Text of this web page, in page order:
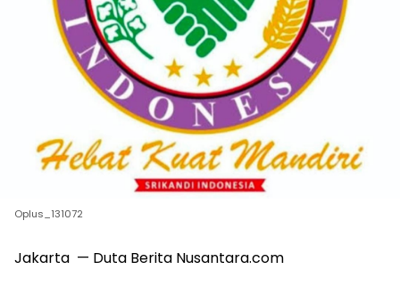
Oplus_131072
Jakarta — Duta Berita Nusantara.com